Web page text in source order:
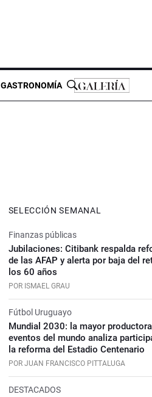
GASTRONOMÍA
SELECCIÓN SEMANAL
Finanzas públicas
Jubilaciones: Citibank respalda
de las AFAP y alerta por baja del
los 60 años
POR ISMAEL GRAU
Fútbol Uruguayo
Mundial 2030: la mayor
eventos del mundo analiza
la reforma del Estadio Centenario
POR JUAN FRANCISCO PITTALUGA
DESTACADOS